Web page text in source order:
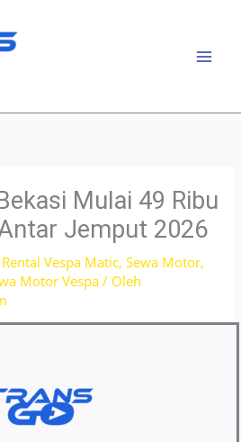
Mulai 49 Ribu
Jemput 2026
Rental Vespa Matic,Sewa Motor,
Motor Vespa / Oleh